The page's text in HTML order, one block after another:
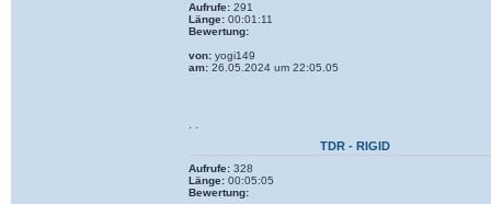
Aufrufe:291
Länge:00:01:11
Bewertung:
von:yogi149
am:26.05.2024 um 22:05.05
· ·
TDR - RIGID
Aufrufe:328
Länge:00:05:05
Bewertung: